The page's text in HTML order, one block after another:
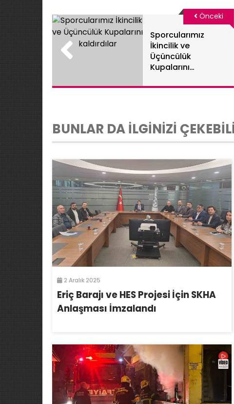
Sporcularımız
İkincilik ve
Üçüncülük
Kupalarını
Önceki
BUNLAR DA İLGİNİZİ
2 Aralık 2025
Eriç Barajı ve HES Projesi İçin SKHA
Anlaşması İmzalandı